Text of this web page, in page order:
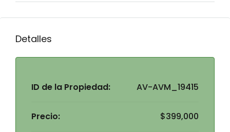
Detalles
ID de la Propiedad: AV-AVM_19415
Precio: $399,000